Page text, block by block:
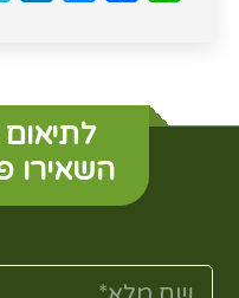
לתיאום
השאירו